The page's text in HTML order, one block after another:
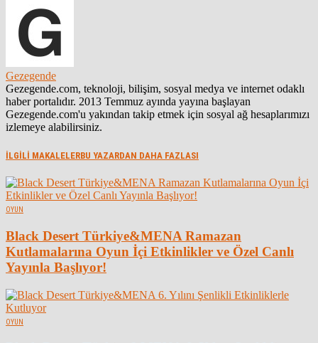
Gezegende
Gezegende.com, teknoloji, bilişim, sosyal medya ve internet odaklı
haber portalıdır. 2013 Temmuz ayında yayına başlayan
Gezegende.com'u yakından takip etmek için sosyal ağ hesaplarımızı
izlemeye alabilirsiniz.
İLGİLİ MAKALELERBU YAZARDAN DAHA FAZLASI
OYUN
Black Desert Türkiye&MENA Ramazan
Kutlamalarına Oyun İçi Etkinlikler ve Özel Canlı
Yayınla Başlıyor!
OYUN